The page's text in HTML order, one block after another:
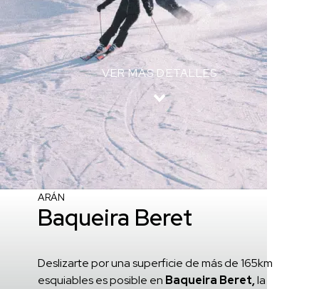
VER MÁS DETALLES
Inicio/Alrededores /Baqueira Beret
VIVE LA EXPERIENCIA DE ESQUÍ EN EL VALLE DE
ARÁN
Baqueira Beret
Deslizarte por una superficie de más de 165km
esquiables es posible en Baqueira Beret,la